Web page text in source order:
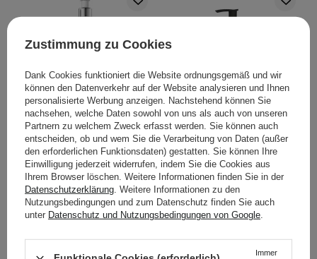
Bandi - Pure Care -
Vitamin Make-up-
Entfernungsöl für Gesicht,
Augen und Lippen -
230ml
64
11,99 €
Veoli Botanica - Squeeze
an Orange -
Emulgierendes Make-up-
Entfernungsöl und LSF -
132,7g
7
21,99 €
Zustimmung zu Cookies
Dank Cookies funktioniert die Website ordnungsgemäß und wir
können den Datenverkehr auf der Website analysieren und Ihnen
personalisierte Werbung anzeigen. Nachstehend können Sie
nachsehen, welche Daten sowohl von uns als auch von unseren
Partnern zu welchem Zweck erfasst werden. Sie können auch
entscheiden, ob und wem Sie die Verarbeitung von Daten (außer
den erforderlichen Funktionsdaten) gestatten. Sie können Ihre
Einwilligung jederzeit widerrufen, indem Sie die Cookies aus
Ihrem Browser löschen. Weitere Informationen finden Sie in der
Datenschutzerklärung . Weitere Informationen zu den
Nutzungsbedingungen und zum Datenschutz finden Sie auch
unter Datenschutz und Nutzungsbedingungen von Google
Immer